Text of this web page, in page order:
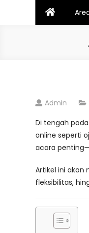
Admin
Di tengah
online seperti
acara
Artikel ini akan
fleksibilitas,